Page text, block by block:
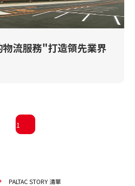
流服務"打造領先業界
1
PALTAC STORY 清單